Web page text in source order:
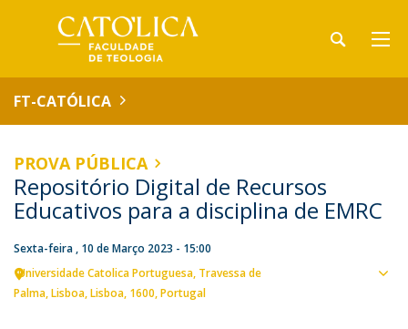
FT-CATÓLICA
PROVA PÚBLICA
Repositório Digital de Recursos
Educativos para a disciplina de EMRC
Sexta-feira , 10 de Março 2023 - 15:00
Universidade Catolica Portuguesa Travessa de
Palma Lisboa Lisboa 1600 Portugal